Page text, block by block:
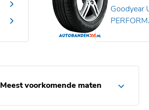
Goodyear
Meest voorkomende maten